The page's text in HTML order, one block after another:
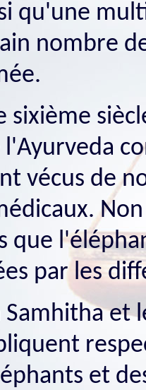
qu'une
nombre
sixième
l'Ayurveda
vécus de
que
par les
Samhitha
et